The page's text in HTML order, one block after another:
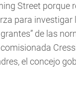
Street porque
para investigar
de las
el concejo